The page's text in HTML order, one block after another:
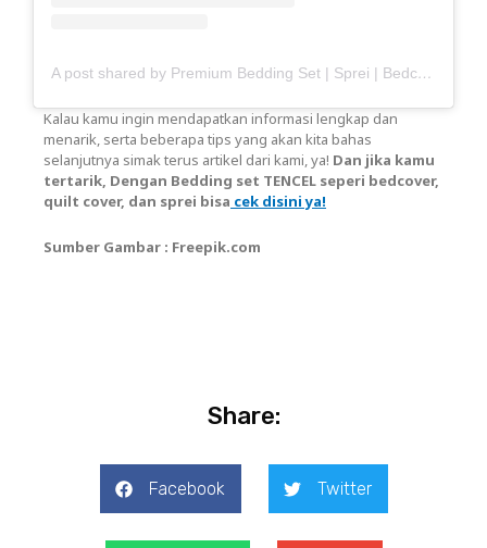
A post shared by Premium Bedding Set | Sprei | Bedcover | Towel (@haisante)
Kalau kamu ingin mendapatkan informasi lengkap dan
menarik, serta beberapa tips yang akan kita bahas
selanjutnya simak terus artikel dari kami, ya! Dan jika kamu
tertarik, Dengan Bedding set TENCEL seperi bedcover,
quilt cover, dan sprei bisa cek disini ya!
Sumber Gambar : Freepik.com
Share:
Facebook Twitter